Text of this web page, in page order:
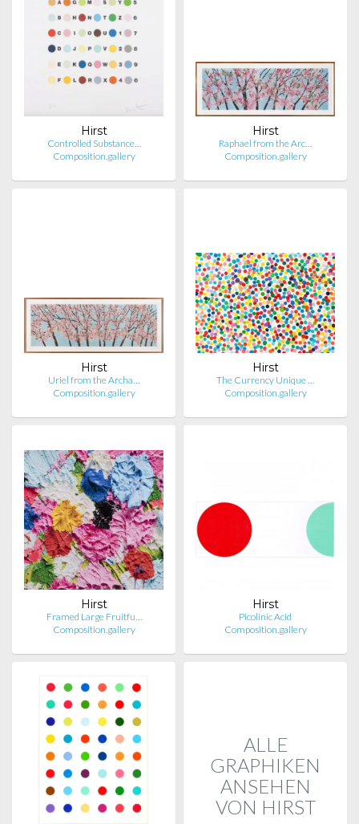
Hirst
Controlled Substance…
Composition.gallery
Hirst
Raphael from the Arc…
Composition.gallery
Hirst
Uriel from the Archa…
Composition.gallery
Hirst
The Currency Unique …
Composition.gallery
Hirst
Framed Large Fruitfu…
Composition.gallery
Hirst
Picolinic Acid
Composition.gallery
ALLE
GRAPHIKEN
ANSEHEN
VON HIRST